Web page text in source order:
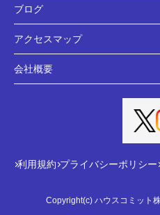
ブログ
アクセスマップ
会社概要
利用規約 プライバシーポリシー
Copyright(c) ハウスコミット